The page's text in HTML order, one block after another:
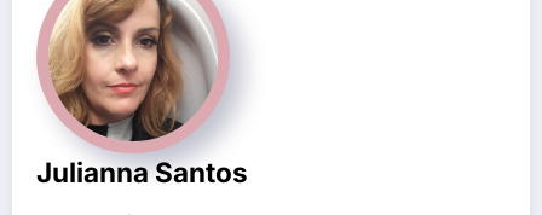
Julianna Santos